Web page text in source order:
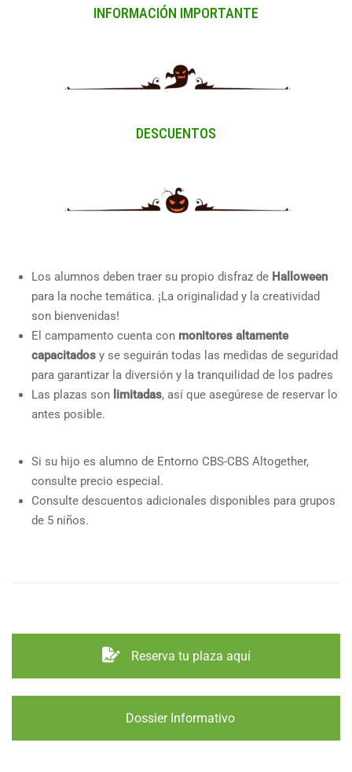
INFORMACIÓN IMPORTANTE
DESCUENTOS
Los alumnos deben traer su propio disfraz de Halloween
para la noche temática. ¡La originalidad y la creatividad
son bienvenidas!
El campamento cuenta con monitores altamente
capacitados y se seguirán todas las medidas de seguridad
para garantizar la diversión y la tranquilidad de los padres
Las plazas son limitadas, así que asegúrese de reservar lo
antes posible.
Si su hijo es alumno de Entorno CBS-CBS Altogether,
consulte precio especial.
Consulte descuentos adicionales disponibles para grupos
de 5 niños.
Reserva tu plaza aquí
Dossier Informativo